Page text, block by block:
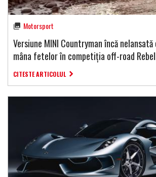
Motorsport
Versiune MINI Countryman încă
mâna fetelor în competiția off-road
CITESTE ARTICOLUL